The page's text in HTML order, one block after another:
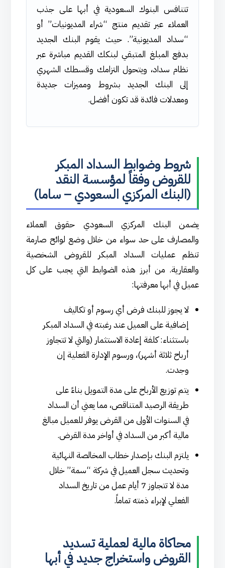
تتنافس البنوك السعودية في أبها على جذب
العملاء عبر تقديم منتج “شراء المديونيات” أو
“سداد المديونية”. حيث يقوم البنك الجديد
بدفع المبلغ المتبقي لبنكك القديم مباشرة عبر
نظام سداد، ويتحول التزامك وقسطك الشهري
إلى البنك الجديد بشروط ومميزات جديدة
ومعدلات فائدة قد تكون أفضل.
شروط وضوابط السداد المبكر
للقروض وفقاً لمؤسسة النقد
(البنك المركزي السعودي – ساما)
يضمن البنك المركزي السعودي حقوق العملاء
والمصارف على حد سواء من خلال وضع لوائح صارمة
تنظم عمليات السداد المبكر للقروض الشخصية
والعقارية. من أبرز هذه الضوابط التي يجب على كل
عميل في أبها معرفتها:
لا يجوز للبنك فرض أي رسوم أو تكاليف
إضافية على العميل عند رغبته في السداد المبكر
باستثناء: كلفة إعادة الاستثمار (والتي لا تتجاوز
أرباح ثلاثة أشهر)، ورسوم الإدارة الفعلية إن
وجدت.
يتم توزيع الأرباح على مدة التمويل بناءً على
طريقة الرصيد المتناقص، مما يعني أن السداد
في السنوات الأولى من القرض يوفر للعميل مبالغ
مالية أكبر من السداد في أواخر مدة القرض.
يلتزم البنك بإصدار خطاب المخالصة النهائية
وتحديث سجل العميل في شركة “سمة” خلال
مدة لا تتجاوز 7 أيام عمل من تاريخ السداد
الفعلي لإبراء ذمته تماماً.
محاكاة مالية لعملية تسديد
القروض واستخراج جديد في أبها